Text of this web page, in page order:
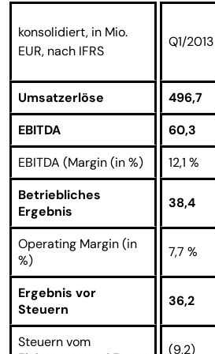
konsolidiert, in Mio.
EUR, nach IFRS
Q1/2013
Umsatzerlöse 496,7
EBITDA
60,3
EBITDA (Margin (in %)
12,1 %
Betriebliches
Ergebnis
38,4
Operating Margin (in
%)
7,7 %
Ergebnis vor
Steuern
36,2
Steuern vom
(9,2)